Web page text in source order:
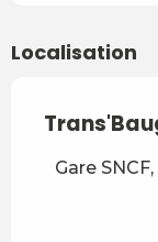
Localisation
Gare